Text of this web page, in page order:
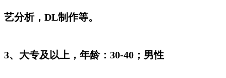
艺分析，DL制作等。
3、大专及以上，年龄：30-40；男性